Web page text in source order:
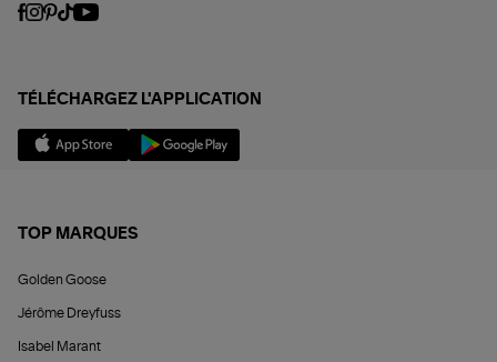
TÉLÉCHARGEZ L'APPLICATION
TOP MARQUES
Golden Goose
Jérôme Dreyfuss
Isabel Marant